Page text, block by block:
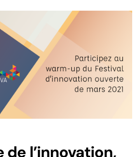
de l’innovation,